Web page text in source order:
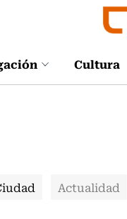
Cultura
Actualidad